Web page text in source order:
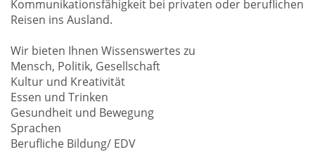
Kommunikationsfähigkeit bei privaten oder beruflichen
Reisen ins Ausland.
Wir bieten Ihnen Wissenswertes zu
Mensch, Politik, Gesellschaft
Kultur und Kreativität
Essen und Trinken
Gesundheit und Bewegung
Sprachen
Berufliche Bildung/ EDV